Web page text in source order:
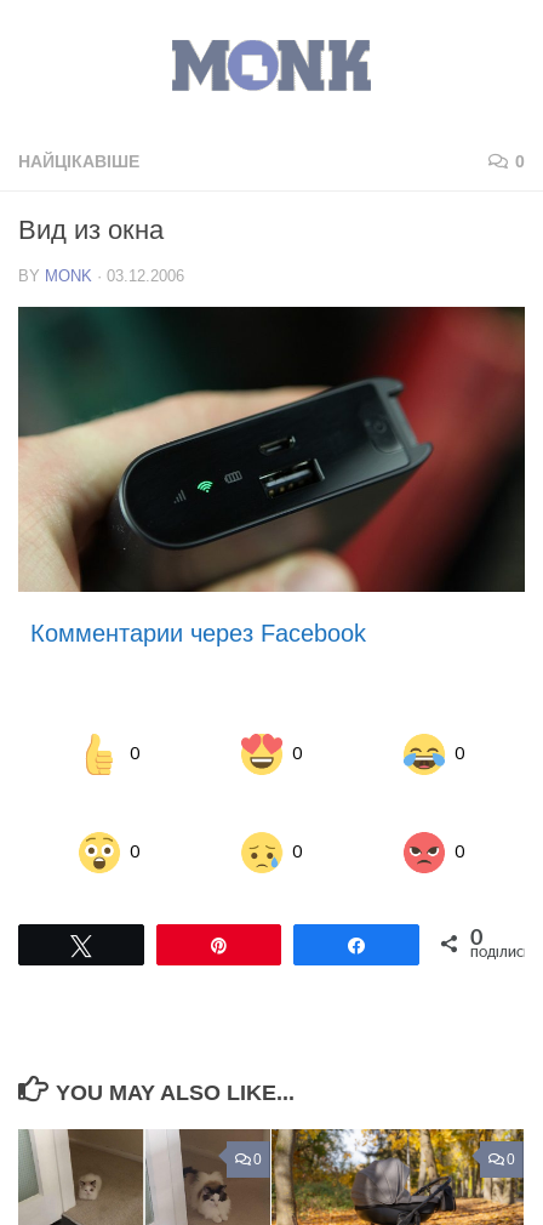
НАЙЦІКАВІШЕ 0
Вид из окна
BY MONK · 03.12.2006
Комментарии через Facebook
0 0 0
0 0 0
Поділитися0
ПОДІЛИСЬ
YOU MAY ALSO LIKE...
0 0